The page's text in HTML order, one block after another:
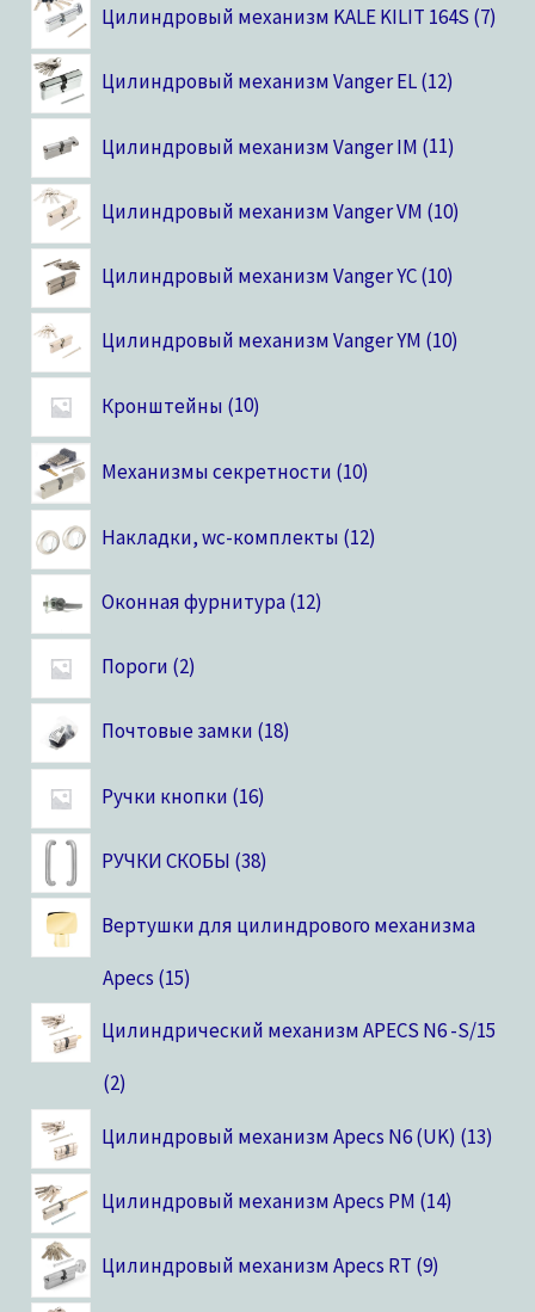
Цилиндровый механизм KALE KILIT 164S 7
Цилиндровый механизм Vanger EL 12
Цилиндровый механизм Vanger IM 11
Цилиндровый механизм Vanger VM 10
Цилиндровый механизм Vanger YC 10
Цилиндровый механизм Vanger YM 10
Кронштейны 10
Механизмы секретности 10
Накладки, wc-комплекты 12
Оконная фурнитура 12
Пороги 2
Почтовые замки 18
Ручки кнопки 16
РУЧКИ СКОБЫ 38
Вертушки для цилиндрового механизма
Apecs 15
Цилиндрический механизм APECS N6 -S/15
2
Цилиндровый механизм Apecs N6 (UK) 13
Цилиндровый механизм Apecs PM 14
Цилиндровый механизм Apecs RT 9